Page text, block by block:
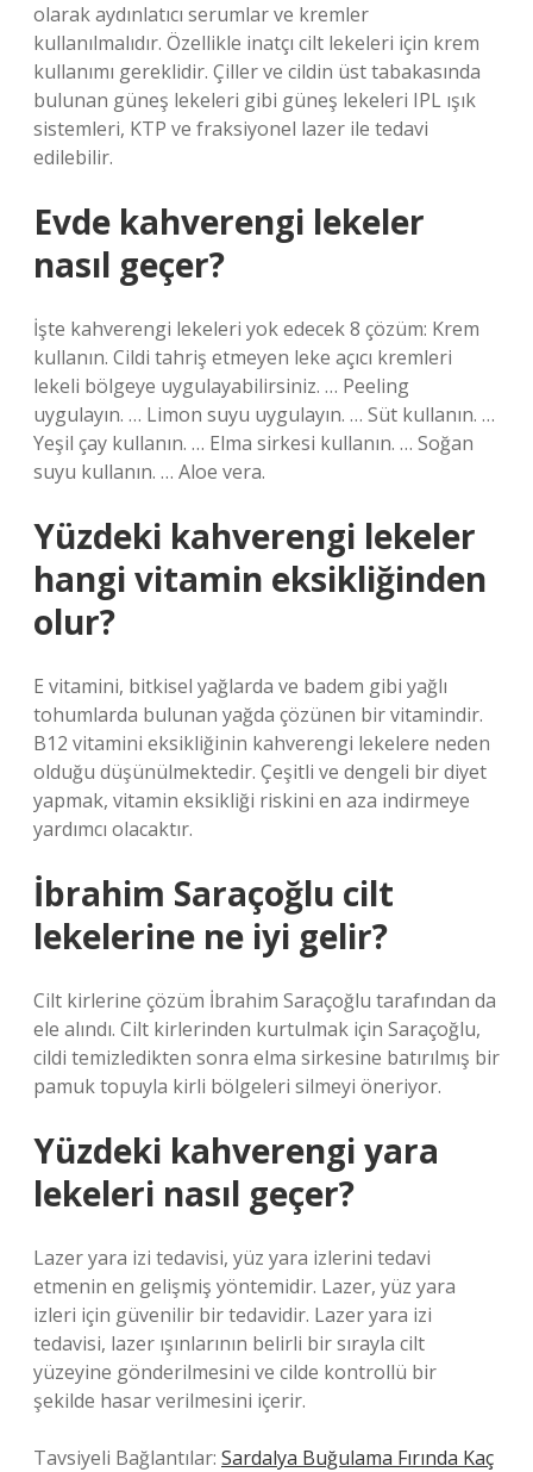
olarak aydınlatıcı serumlar ve kremler
kullanılmalıdır. Özellikle inatçı cilt lekeleri için krem ​​
kullanımı gereklidir. Çiller ve cildin üst tabakasında
bulunan güneş lekeleri gibi güneş lekeleri IPL ışık
sistemleri, KTP ve fraksiyonel lazer ile tedavi
edilebilir.
Evde kahverengi lekeler
nasıl geçer?
İşte kahverengi lekeleri yok edecek 8 çözüm: Krem
kullanın. Cildi tahriş etmeyen leke açıcı kremleri
lekeli bölgeye uygulayabilirsiniz. … Peeling
uygulayın. … Limon suyu uygulayın. … Süt kullanın. …
Yeşil çay kullanın. … Elma sirkesi kullanın. … Soğan
suyu kullanın. … Aloe vera.
Yüzdeki kahverengi lekeler
hangi vitamin eksikliğinden
olur?
E vitamini, bitkisel yağlarda ve badem gibi yağlı
tohumlarda bulunan yağda çözünen bir vitamindir.
B12 vitamini eksikliğinin kahverengi lekelere neden
olduğu düşünülmektedir. Çeşitli ve dengeli bir diyet
yapmak, vitamin eksikliği riskini en aza indirmeye
yardımcı olacaktır.
İbrahim Saraçoğlu cilt
lekelerine ne iyi gelir?
Cilt kirlerine çözüm İbrahim Saraçoğlu tarafından da
ele alındı. Cilt kirlerinden kurtulmak için Saraçoğlu,
cildi temizledikten sonra elma sirkesine batırılmış bir
pamuk topuyla kirli bölgeleri silmeyi öneriyor.
Yüzdeki kahverengi yara
lekeleri nasıl geçer?
Lazer yara izi tedavisi, yüz yara izlerini tedavi
etmenin en gelişmiş yöntemidir. Lazer, yüz yara
izleri için güvenilir bir tedavidir. Lazer yara izi
tedavisi, lazer ışınlarının belirli bir sırayla cilt
yüzeyine gönderilmesini ve cilde kontrollü bir
şekilde hasar verilmesini içerir.
Tavsiyeli Bağlantılar: Sardalya Buğulama Fırında Kaç